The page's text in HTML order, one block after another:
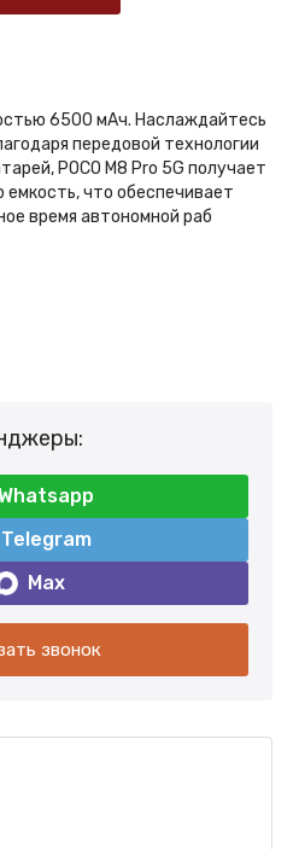
6500 мАч. Наслаждайтесь
передовой технологии
POCO M8 Pro 5G получает
что обеспечивает
время автономной раб
Telegram
Max
звонок